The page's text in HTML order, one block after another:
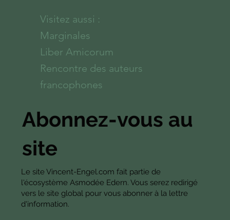
Abonnez-vous au
site
Le site Vincent-Engel.com fait partie de
l'écosystème Asmodée Edern. Vous serez redirigé
vers le site global pour vous abonner à la lettre
d'information.
Visitez aussi :
Marginales
Liber Amicorum
Rencontre des auteurs
francophones